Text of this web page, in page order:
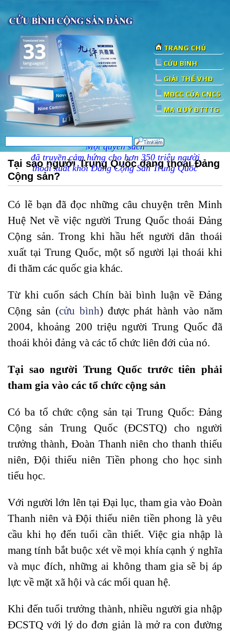
TRANG CHỦ
CỬU BÌNH
GIẢI THỂ VHĐ
MĐCC CỦA CNCS
MA QUỶ ĐTTTG
Một quyển sách
đã truyền cảm hứng cho hơn 350 triệu người
thoái xuất khỏi Đảng Cộng Sản Trung Quốc
Tại sao người Trung Quốc đang thoái Đảng
Cộng sản?
Có lẽ bạn đã đọc những câu chuyện trên Minh
Huệ Net về việc người Trung Quốc thoái Đảng
Cộng sản. Trong khi hầu hết người dân thoái
xuất tại Trung Quốc, một số người lại thoái khi
đi thăm các quốc gia khác.
Từ khi cuốn sách Chín bài bình luận về Đảng
Cộng sản (cửu bình) được phát hành vào năm
2004, khoảng 200 triệu người Trung Quốc đã
thoái khỏi đảng và các tổ chức liên đới của nó.
Tại sao người Trung Quốc trước tiên phải
tham gia vào các tổ chức cộng sản
Có ba tổ chức cộng sản tại Trung Quốc: Đảng
Cộng sản Trung Quốc (ĐCSTQ) cho người
trưởng thành, Đoàn Thanh niên cho thanh thiếu
niên, Đội thiếu niên Tiền phong cho học sinh
tiểu học.
Với người lớn lên tại Đại lục, tham gia vào Đoàn
Thanh niên và Đội thiếu niên tiền phong là yêu
cầu khi họ đến tuổi cần thiết. Việc gia nhập là
mang tính bắt buộc xét về mọi khía cạnh ý nghĩa
và mục đích, những ai không tham gia sẽ bị áp
lực về mặt xã hội và các mối quan hệ.
Khi đến tuổi trưởng thành, nhiều người gia nhập
ĐCSTQ với lý do đơn giản là mở ra con đường